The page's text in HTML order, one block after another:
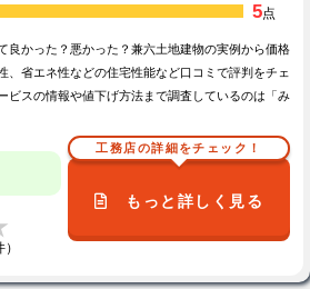
5点
良かった？悪かった？兼六土地建物の実例から価格
、省エネ性などの住宅性能など口コミで評判をチェ
ビスの情報や値下げ方法まで調査しているのは「み
工務店の詳細をチェック！
もっと詳しく見る